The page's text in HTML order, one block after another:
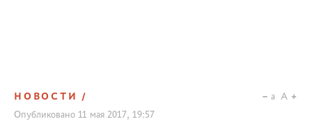
НОВОСТИ
Опубликовано 11 мая 2017, 19:57
a A